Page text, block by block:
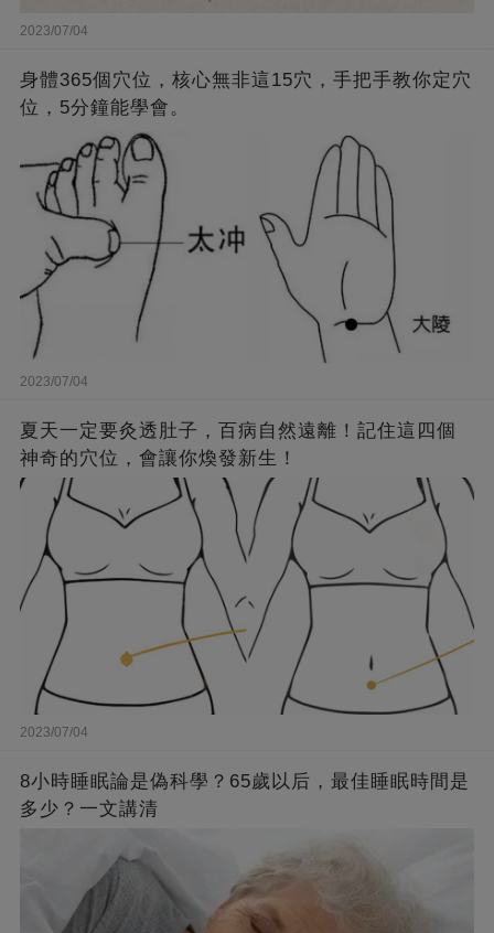
2023/07/04
身體365個穴位，核心無非這15穴，手把手教你定穴
位，5分鐘能學會。
2023/07/04
夏天一定要灸透肚子，百病自然遠離！記住這四個
神奇的穴位，會讓你煥發新生！
2023/07/04
8小時睡眠論是偽科學？65歲以后，最佳睡眠時間是
多少？一文講清